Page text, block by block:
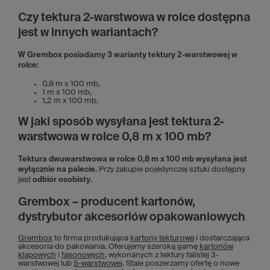
Czy tektura 2-warstwowa w rolce dostępna
jest w innych wariantach?
W Grembox posiadamy 3 warianty tektury 2-warstwowej w
rolce:
0,8 m x 100 mb,
1 m x 100 mb,
1,2 m x 100 mb.
W jaki sposób wysyłana jest tektura 2-
warstwowa w rolce 0,8 m x 100 mb?
Tektura dwuwarstwowa w rolce 0,8 m x 100 mb wysyłana jest
wyłącznie na palecie. Przy zakupie pojedynczej sztuki dostępny
jest odbiór osobisty.
Grembox – producent kartonów,
dystrybutor akcesoriów opakowaniowych
Grembox to firma produkująca kartony tekturowe i dostarczająca
akcesoria do pakowania. Oferujemy szeroką gamę kartonów
klapowych i fasonowych, wykonanych z tektury falistej 3-
warstwowej lub 5-warstwowej. Stale poszerzamy ofertę o nowe